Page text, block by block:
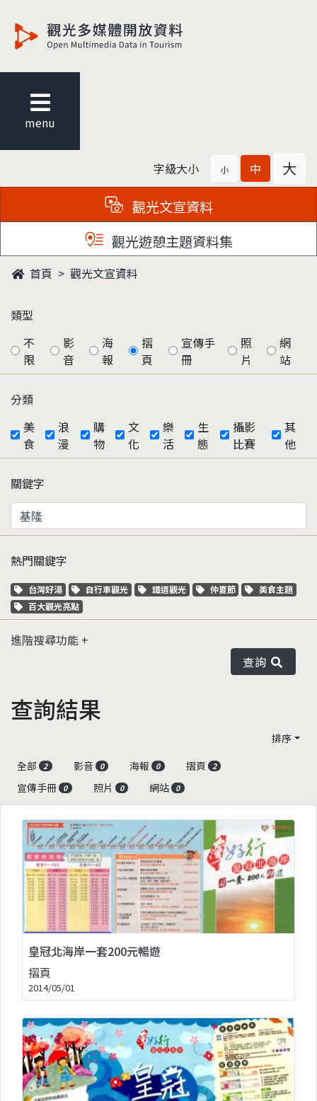
menu
字級大小 小 中 大
觀光文宣資料
觀光遊憩主題資料集
首頁 觀光文宣資料
類型
不
限
影
音
海
報
摺
頁
宣傳手
冊
照
片
網
站
分類
美
食
浪
漫
購
物
文
化
樂
活
生
態
攝影
比賽
其
他
關鍵字
熱門關鍵字
關鍵字標籤
台灣好湯 關鍵字標籤
自行車觀光 關鍵字標籤
鐵道觀光 關鍵字標籤
仲夏節 關鍵字標籤
美食主題
關鍵字標籤
百大觀光亮點
進階搜尋功能
查詢
查詢結果
排序
全部
2 影音 0 海報 0 摺頁 2
宣傳手冊 0 照片 0 網站 0
皇冠北海岸一套200元暢遊
摺頁
2014/05/01